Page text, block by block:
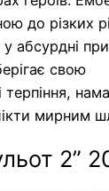
до різких
у абсурдні
свою
терпіння,
мирним
2”